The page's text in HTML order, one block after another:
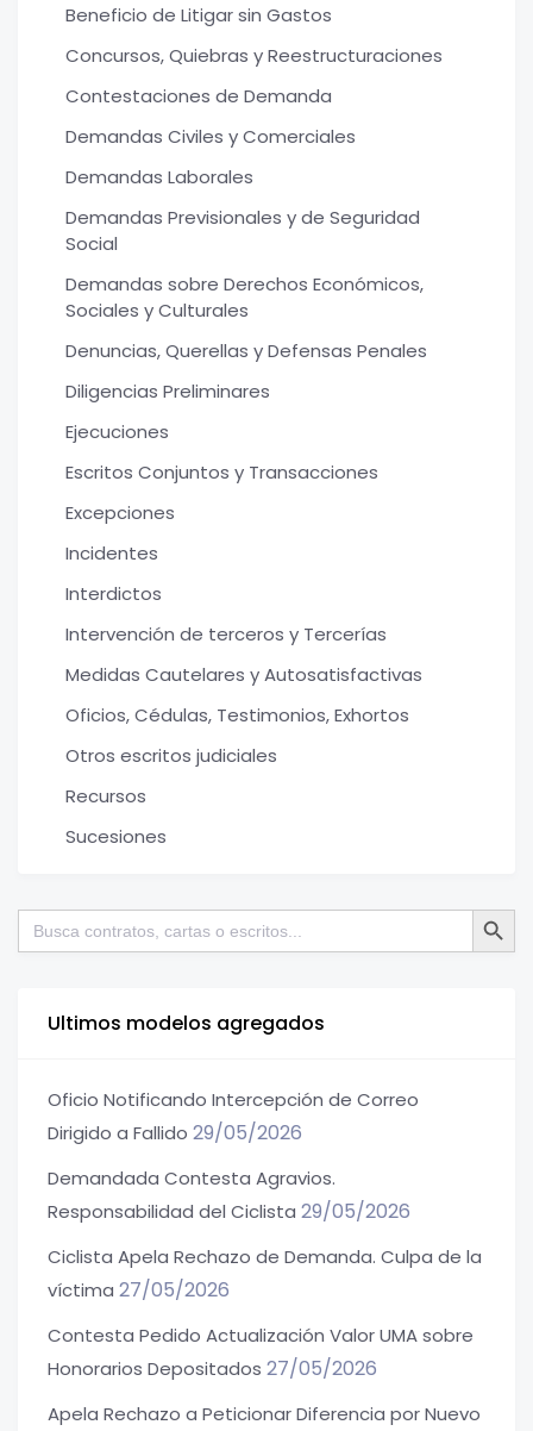
Beneficio de Litigar sin Gastos
Concursos, Quiebras y Reestructuraciones
Contestaciones de Demanda
Demandas Civiles y Comerciales
Demandas Laborales
Demandas Previsionales y de Seguridad
Social
Demandas sobre Derechos Económicos,
Sociales y Culturales
Denuncias, Querellas y Defensas Penales
Diligencias Preliminares
Ejecuciones
Escritos Conjuntos y Transacciones
Excepciones
Incidentes
Interdictos
Intervención de terceros y Tercerías
Medidas Cautelares y Autosatisfactivas
Oficios, Cédulas, Testimonios, Exhortos
Otros escritos judiciales
Recursos
Sucesiones
Buscar: Botón de
Ultimos modelos agregados
Oficio Notificando Intercepción de Correo
Dirigido a Fallido 29/05/2026
Demandada Contesta Agravios.
Responsabilidad del Ciclista 29/05/2026
Ciclista Apela Rechazo de Demanda. Culpa de la
víctima 27/05/2026
Contesta Pedido Actualización Valor UMA sobre
Honorarios Depositados 27/05/2026
Apela Rechazo a Peticionar Diferencia por Nuevo